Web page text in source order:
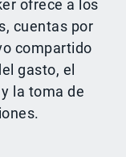
ofrece a los
cuentas por
compartido
gasto, el
la toma de